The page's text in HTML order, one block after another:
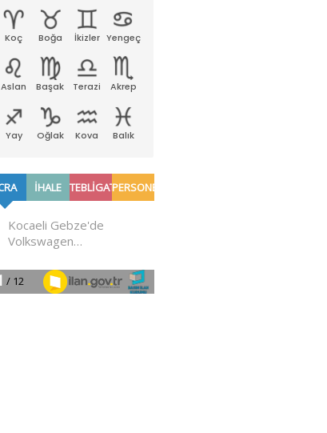
Koç Boğa İkizler Yengeç
Aslan Başak Terazi Akrep
Yay Oğlak Kova Balık